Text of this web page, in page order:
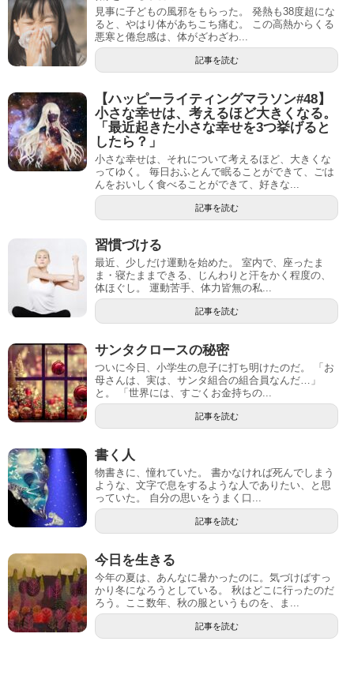
見事に子どもの風邪をもらった。 発熱も38度超にな
ると、やはり体があちこち痛む。 この高熱からくる
悪寒と倦怠感は、体がざわざわ...
記事を読む
【ハッピーライティングマラソン#48】
小さな幸せは、考えるほど大きくなる。
「最近起きた小さな幸せを3つ挙げると
したら？」
小さな幸せは、それについて考えるほど、大きくな
ってゆく。 毎日おふとんで眠ることができて、ごは
んをおいしく食べることができて、好きな...
記事を読む
習慣づける
最近、少しだけ運動を始めた。 室内で、座ったま
ま・寝たままできる、じんわりと汗をかく程度の、
体ほぐし。 運動苦手、体力皆無の私...
記事を読む
サンタクロースの秘密
ついに今日、小学生の息子に打ち明けたのだ。 「お
母さんは、実は、サンタ組合の組合員なんだ…」
と。 「世界には、すごくお金持ちの...
記事を読む
書く人
物書きに、憧れていた。 書かなければ死んでしまう
ような、文字で息をするような人でありたい、と思
っていた。 自分の思いをうまく口...
記事を読む
今日を生きる
今年の夏は、あんなに暑かったのに。気づけばすっ
かり冬になろうとしている。 秋はどこに行ったのだ
ろう。ここ数年、秋の服というものを、ま...
記事を読む